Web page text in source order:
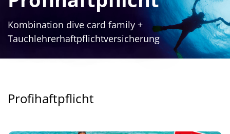
Kombination dive card family +
Tauchlehrerhaftpflichtversicherung
Profihaftpflicht